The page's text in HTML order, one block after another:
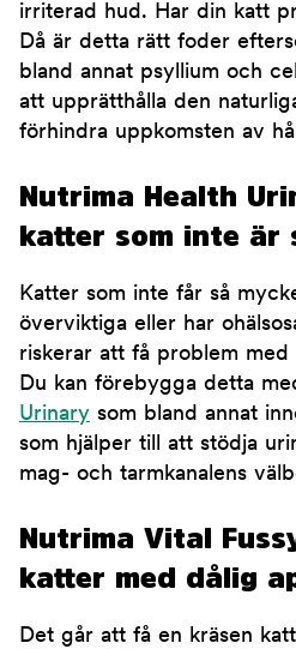
irriterad hud. Har din katt
Då är detta rätt foder
bland annat psyllium och
att upprätthålla den
förhindra uppkomsten av
Nutrima Health
katter som inte är
Katter som inte får så
överviktiga eller har
riskerar att få problem
Du kan förebygga detta
Urinary som bland annat
som hjälper till att stödja
mag- och tarmkanalens
Nutrima Vital
katter med dålig
Det går att få en kräsen